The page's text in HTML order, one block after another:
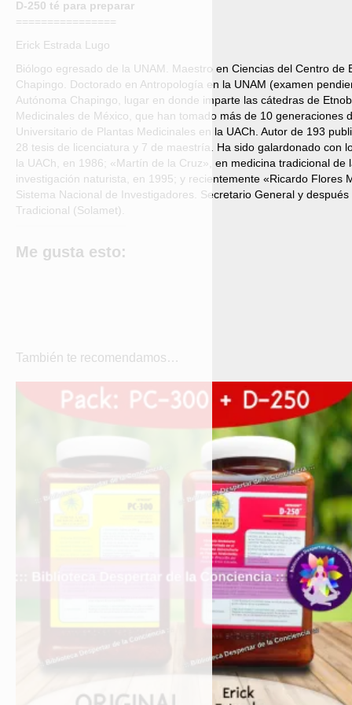
D-250 té para preparar
================
Erick Estrada Lugo
Biólogo egresado de la UNAM. Maestro en Ciencias del Centro
Chapingo. Doctorado en Antropología en la UNAM (examen
Autónoma Chapingo, lugar en donde imparte las cátedras de
Medicinales de México, que han tomado más de 10
Universitario de Plantas Medicinales en la UACh. Autor de 193
28 tesis de licenciatura y 7 de maestría. Ha sido galardonado con
la UACh, en 1986; «Martín de la Cruz», en medicina tradicional
investigación naturista, en 1995; y recientemente «Ricardo
Sistema Nacional de Investigadores. Secretario General y
Tradicional (Solamet).
Me gusta esto:
También te recomendamos…